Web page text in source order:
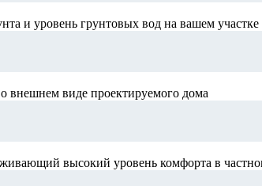
и уровень грунтовых вод на вашем участке
внешнем виде проектируемого дома
высокий уровень комфорта в